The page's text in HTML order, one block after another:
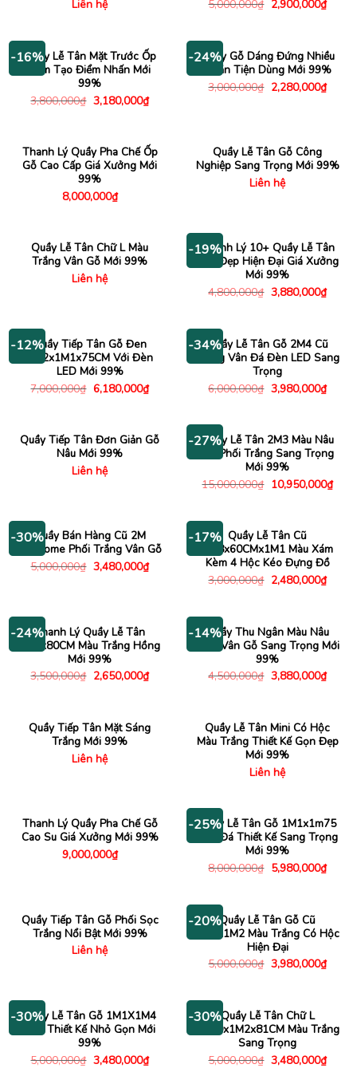
Liên hệ 5,000,000₫ Giá
gốc
2,900,000₫Giá
hiện
-16%
Quầy Lễ Tân Mặt Trước Ốp
Xám Tạo Điểm Nhấn Mới
99%
3,800,000₫ Giá
gốc
3,180,000₫Giá
hiện
3,180,000₫.
-24%
Quầy Gỗ Dáng Đứng Nhiều
Ngăn Tiện Dùng Mới 99%
3,000,000₫ Giá
gốc
2,280,000₫Giá
hiện
Thanh Lý Quầy Pha Chế Ốp
Gỗ Cao Cấp Giá Xưởng Mới
99%
8,000,000₫
Quầy Lễ Tân Gỗ Công
Nghiệp Sang Trọng Mới 99%
Liên hệ
Quầy Lễ Tân Chữ L Màu
Trắng Vân Gỗ Mới 99%
Liên hệ
-19%
Thanh Lý 10+ Quầy Lễ Tân
Mini Đẹp Hiện Đại Giá Xưởng
Mới 99%
4,800,000₫ Giá
gốc
3,880,000₫Giá
hiện
-12%Quầy Tiếp Tân Gỗ Đen
2M2x1M1x75CM Với Đèn
LED Mới 99%
7,000,000₫ Giá
gốc
6,180,000₫Giá
hiện
6,180,000₫.
-34%Quầy Lễ Tân Gỗ 2M4 Cũ
Trắng Vân Đá Đèn LED Sang
Trọng
6,000,000₫ Giá
gốc
3,980,000₫Giá
hiện
Quầy Tiếp Tân Đơn Giản Gỗ
Nâu Mới 99%
Liên hệ
-27%
Quầy Lễ Tân 2M3 Màu Nâu
Gỗ Phối Trắng Sang Trọng
Mới 99%
15,000,000₫ Giá
gốc
10,950,000₫Giá
hiện
-30%Quầy Bán Hàng Cũ 2M
Welcome Phối Trắng Vân Gỗ
5,000,000₫ Giá
gốc
3,480,000₫Giá
hiện
-17% Quầy Lễ Tân Cũ
1M8x60CMx1M1 Màu Xám
Kèm 4 Hộc Kéo Đựng Đồ
3,000,000₫ Giá
gốc
2,480,000₫Giá
hiện
-24%Thanh Lý Quầy Lễ Tân
1M2x80CM Màu Trắng Hồng
Mới 99%
3,500,000₫ Giá
gốc
2,650,000₫Giá
hiện
-14%Quầy Thu Ngân Màu Nâu
1M6 Vân Gỗ Sang Trọng Mới
99%
4,500,000₫ Giá
gốc
3,880,000₫Giá
hiện
Quầy Tiếp Tân Mặt Sáng
Trắng Mới 99%
Liên hệ
Quầy Lễ Tân Mini Có Hộc
Màu Trắng Thiết Kế Gọn Đẹp
Mới 99%
Liên hệ
Thanh Lý Quầy Pha Chế Gỗ
Cao Su Giá Xưởng Mới 99%
9,000,000₫
-25%
Quầy Lễ Tân Gỗ 1M1x1m75
Vân Đá Thiết Kế Sang Trọng
Mới 99%
8,000,000₫ Giá
gốc
5,980,000₫Giá
hiện
Quầy Tiếp Tân Gỗ Phối Sọc
Trắng Nổi Bật Mới 99%
Liên hệ
-20%Quầy Lễ Tân Gỗ Cũ
2M2x1M2 Màu Trắng Có Hộc
Hiện Đại
5,000,000₫ Giá
gốc
3,980,000₫Giá
hiện
-30%
Quầy Lễ Tân Gỗ 1M1X1M4
Nâu Thiết Kế Nhỏ Gọn Mới
99%
5,000,000₫ Giá
3,480,000₫Giá
-30%Quầy Lễ Tân Chữ L
3M40x1M2x81CM Màu Trắng
Sang Trọng
5,000,000₫ Giá
3,480,000₫Giá